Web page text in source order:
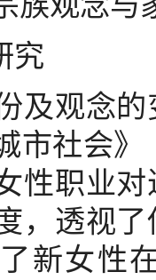
观念的
市社会
性职业
，透视
新女性